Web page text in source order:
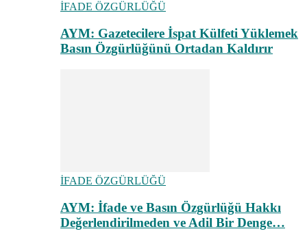
İFADE ÖZGÜRLÜĞÜ
AYM: Gazetecilere İspat Külfeti Yüklemek
Basın Özgürlüğünü Ortadan Kaldırır
İFADE ÖZGÜRLÜĞÜ
AYM: İfade ve Basın Özgürlüğü Hakkı
Değerlendirilmeden ve Adil Bir Denge…